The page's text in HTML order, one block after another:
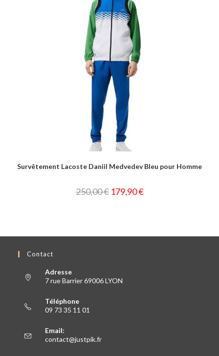
Survêtement Lacoste Daniil Medvedev Bleu pour Homme
250,00€ 179,90€
Contact
Adresse
7 rue Barrier 69006 LYON
Téléphone
09 73 35 11 01
Email:
contact@justpik.fr